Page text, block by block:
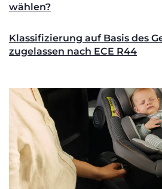
wählen?
Klassifizierung auf Basis des
zugelassen nach ECE R44